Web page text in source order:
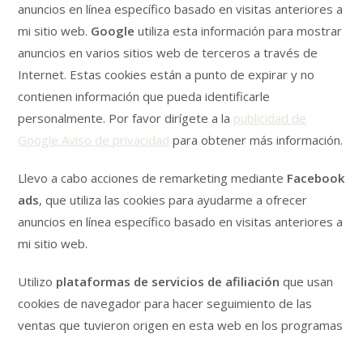
anuncios en línea específico basado en visitas anteriores a
mi sitio web. Google utiliza esta información para mostrar
anuncios en varios sitios web de terceros a través de
Internet. Estas cookies están a punto de expirar y no
contienen información que pueda identificarle
personalmente. Por favor dirígete a la publicidad de
Google Aviso de privacidad para obtener más información.
Llevo a cabo acciones de remarketing mediante Facebook
ads, que utiliza las cookies para ayudarme a ofrecer
anuncios en línea específico basado en visitas anteriores a
mi sitio web.
Utilizo plataformas de servicios de afiliación que usan
cookies de navegador para hacer seguimiento de las
ventas que tuvieron origen en esta web en los programas